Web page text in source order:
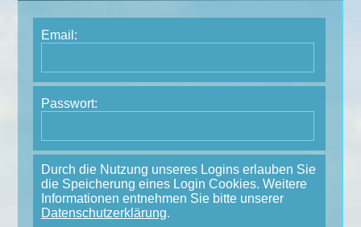
Email:
Passwort:
Durch die Nutzung unseres Logins erlauben Sie
die Speicherung eines Login Cookies. Weitere
Informationen entnehmen Sie bitte unserer
Datenschutzerklärung.